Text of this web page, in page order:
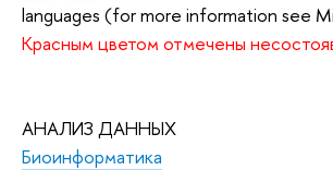
languages (for more information see
Красным цветом отмечены
АНАЛИЗ ДАННЫХ
Биоинформатика